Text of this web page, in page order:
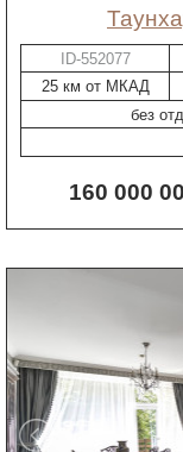
ID-552077
25 км от МКАД
без
160 000